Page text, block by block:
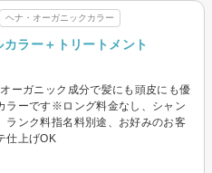
ヘナ・オーガニックカラー
カラー＋トリートメント
ーガニック成分で髪にも頭皮にも優
ラーです※ロング料金なし、シャン
ランク料指名料別途、お好みのお客
仕上げOK